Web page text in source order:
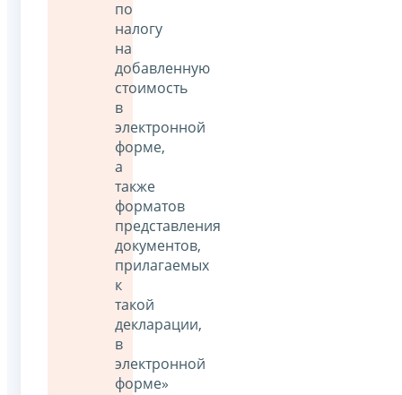
по
налогу
на
добавленную
стоимость
в
электронной
форме,
а
также
форматов
представления
документов,
прилагаемых
к
такой
декларации,
в
электронной
форме»